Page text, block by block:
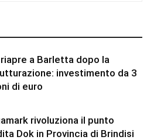
a Barletta dopo la
investimento da 3
di euro
rivoluziona il punto
Dok in Provincia di Brindisi